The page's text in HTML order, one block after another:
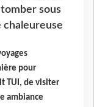
tomber sous
chaleureuse
pour
TUI, de visiter
ambiance